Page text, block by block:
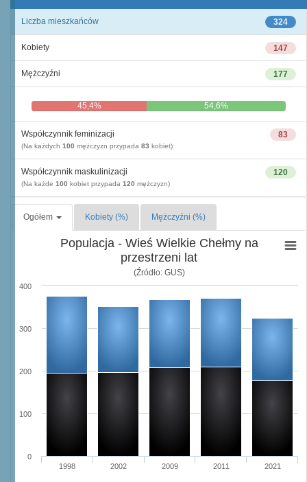
324
Liczba mieszkańców
147
Kobiety
177
Mężczyźni
45,4% 54,6%
83
Współczynnik feminizacji
(Na każdych 100 mężczyzn przypada 83 kobiet)
120
Współczynnik maskulinizacji
(Na każde 100 kobiet przypada 120 mężczyzn)
Ogółem Kobiety (%) Mężczyźni (%)
Populacja - Wieś Wielkie Chełmy na
przestrzeni lat
(Źródło: GUS)
1998 2002 2009 2011 2021
0
100
200
300
400